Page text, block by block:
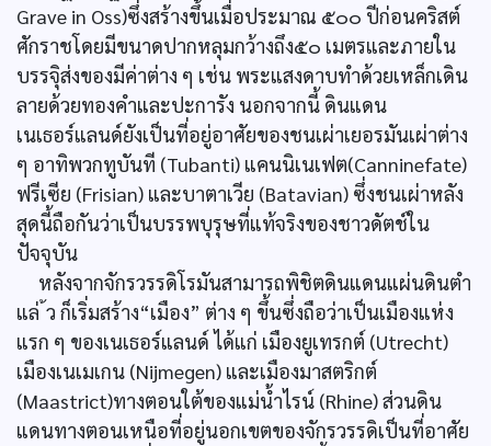
Grave in Oss)ซึ่งสร้างขึ้นเมื่อประมาณ ๕๐๐ ปีก่อนคริสต์
ศักราชโดยมีขนาดปากหลุมกว้างถึง๕๐ เมตรและภายใน
บรรจุิส่งของมีค่าต่าง ๆ เช่น พระแสงดาบทำด้วยเหล็กเดิน
ลายด้วยทองคำและปะการัง นอกจากนี้ ดินแดน
เนเธอร์แลนด์ยังเป็นที่อยู่อาศัยของชนเผ่าเยอรมันเผ่าต่าง
ๆ อาทิพวกทูบันที (Tubanti) แคนนิเนเฟต(Canninefate)
ฟรีเซีย (Frisian) และบาตาเวีย (Batavian) ซึ่งชนเผ่าหลัง
สุดนี้ถือกันว่าเป็นบรรพบุรุษที่แท้จริงของชาวดัตช์ใน
ปัจจุบัน
หลังจากจักรวรรดิโรมันสามารถพิชิตดินแดนแผ่นดินตำ
แล่ ้ว ก็เริ่มสร้าง“เมือง” ต่าง ๆ ขึ้นซึ่งถือว่าเป็นเมืองแห่ง
แรก ๆ ของเนเธอร์แลนด์ ได้แก่ เมืองยูเทรกต์ (Utrecht)
เมืองเนเมเกน (Nijmegen) และเมืองมาสตริกต์
(Maastrict)ทางตอนใต้ของแม่น้ำไรน์ (Rhine) ส่วนดิน
แดนทางตอนเหนือที่อยู่นอกเขตของจักรวรรดิเป็นที่อาศัย